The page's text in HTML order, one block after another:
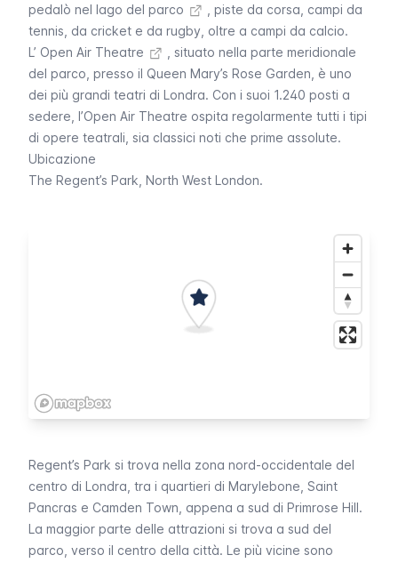
pedalò nel lago del parco
, piste da corsa, campi da
tennis, da cricket e da rugby, oltre a campi da calcio.
L’ Open Air Theatre
, situato nella parte meridionale
del parco, presso il Queen Mary’s Rose Garden , è uno
dei più grandi teatri di Londra. Con i suoi 1.240 posti a
sedere, l’Open Air Theatre ospita regolarmente tutti i tipi
di opere teatrali, sia classici noti che prime assolute.
Ubicazione
The Regent’s Park North West London.
Regent’s Park si trova nella zona nord-occidentale del
centro di Londra, tra i quartieri di Marylebone Saint
Pancras e Camden Town , appena a sud di Primrose Hill.
La maggior parte delle attrazioni si trova a sud del
parco, verso il centro della città. Le più vicine sono